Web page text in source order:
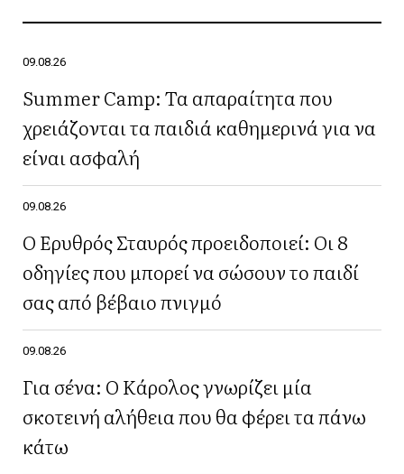
09.08.26
Summer Camp: Τα απαραίτητα που
χρειάζονται τα παιδιά καθημερινά για να
είναι ασφαλή
09.08.26
Ο Ερυθρός Σταυρός προειδοποιεί: Οι 8
οδηγίες που μπορεί να σώσουν το παιδί
σας από βέβαιο πνιγμό
09.08.26
Για σένα: Ο Κάρολος γνωρίζει μία
σκοτεινή αλήθεια που θα φέρει τα πάνω
κάτω